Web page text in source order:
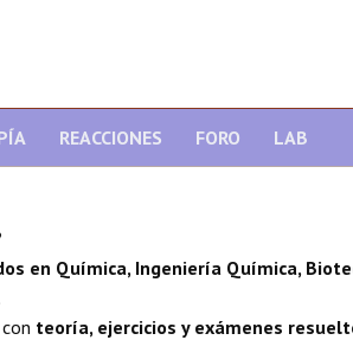
REACCIONES FORO LAB
en Química, Ingeniería Química,
teoría, ejercicios y exámenes